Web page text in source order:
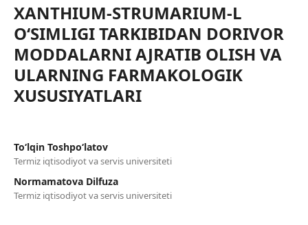
XANTHIUM-STRUMARIUM-L
O‘SIMLIGI TARKIBIDAN DORIVOR
MODDALARNI AJRATIB OLISH VA
ULARNING FARMAKOLOGIK
XUSUSIYATLARI
To‘lqin Toshpo‘latov
Termiz iqtisodiyot va servis universiteti
Normamatova Dilfuza
Termiz iqtisodiyot va servis universiteti